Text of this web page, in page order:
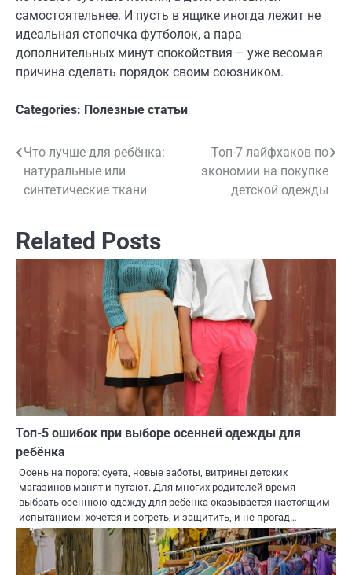
самостоятельнее. И пусть в ящике иногда лежит не
идеальная стопочка футболок, а пара
дополнительных минут спокойствия – уже весомая
причина сделать порядок своим союзником.
Categories: Полезные статьи
Навигация
по
Что лучше для ребёнка:
натуральные или
синтетические ткани
Топ-7 лайфхаков по
экономии на покупке
детской одежды
Related Posts
Топ-5 ошибок при выборе осенней одежды для
ребёнка
Осень на пороге: суета, новые заботы, витрины детских
магазинов манят и путают. Для многих родителей время
выбрать осеннюю одежду для ребёнка оказывается настоящим
испытанием: хочется и согреть, и защитить, и не прогад…